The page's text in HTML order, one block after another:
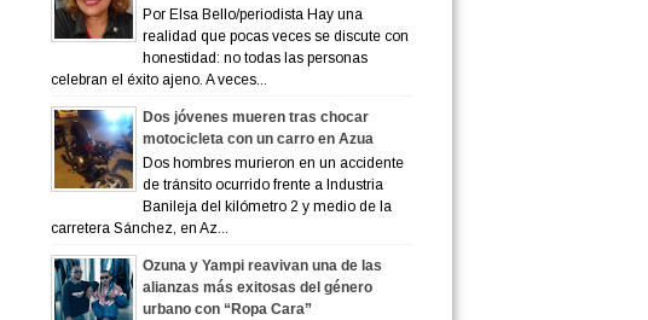
Por Elsa Bello/periodista Hay una
realidad que pocas veces se discute con
honestidad: no todas las personas
celebran el éxito ajeno. A veces...
Dos jóvenes mueren tras chocar
motocicleta con un carro en Azua
Dos hombres murieron en un accidente
de tránsito ocurrido frente a Industria
Banileja del kilómetro 2 y medio de la
carretera Sánchez, en Az...
Ozuna y Yampi reavivan una de las
alianzas más exitosas del género
urbano con “Ropa Cara”